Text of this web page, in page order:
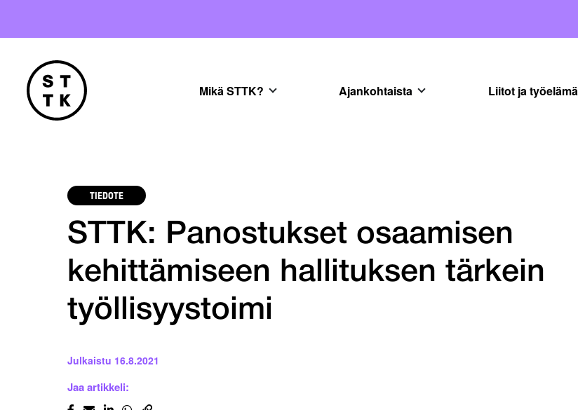
Mikä STTK? Ajankohtaista Liitot ja työelämä
TIEDOTE
STTK: Panostukset osaamisen
kehittämiseen hallituksen tärkein
työllisyystoimi
Julkaistu 16.8.2021
Jaa artikkeli: